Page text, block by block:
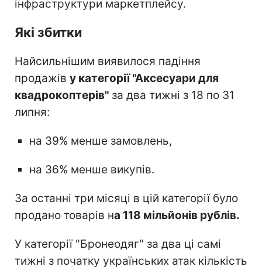
інфраструктури маркетплейсу.
Які збитки
Найсильнішим виявилося падіння
продажів у категорії "Аксесуари для
квадрокоптерів" за два тижні з 18 по 31
липня:
на 39% менше замовлень,
на 36% менше викупів.
За останні три місяці в цій категорії було
продано товарів на 118 мільйонів рублів.
У категорії "Бронеодяг" за два ці самі
тижні з початку українських атак кількість